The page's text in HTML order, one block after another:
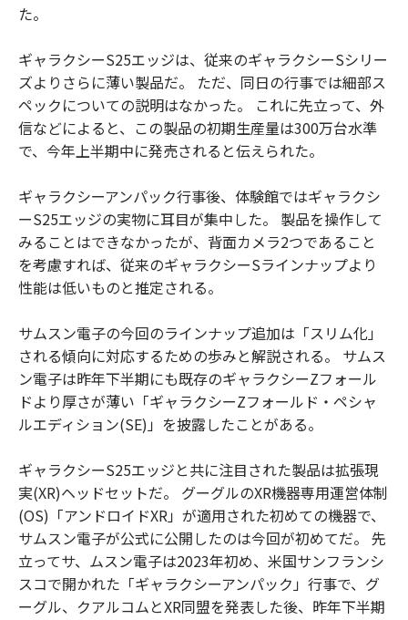
た。
ギャラクシーS25エッジは、従来のギャラクシーSシリー
ズよりさらに薄い製品だ。 ただ、同日の行事では細部ス
ペックについての説明はなかった。 これに先立って、外
信などによると、この製品の初期生産量は300万台水準
で、今年上半期中に発売されると伝えられた。
ギャラクシーアンパック行事後、体験館ではギャラクシ
ーS25エッジの実物に耳目が集中した。 製品を操作して
みることはできなかったが、背面カメラ2つであること
を考慮すれば、従来のギャラクシーSラインナップより
性能は低いものと推定される。
サムスン電子の今回のラインナップ追加は「スリム化」
される傾向に対応するための歩みと解説される。 サムス
ン電子は昨年下半期にも既存のギャラクシーZフォール
ドより厚さが薄い「ギャラクシーZフォールド・ペシャ
ルエディション(SE)」を披露したことがある。
ギャラクシーS25エッジと共に注目された製品は拡張現
実(XR)ヘッドセットだ。 グーグルのXR機器専用運営体制
(OS)「アンドロイドXR」が適用された初めての機器で、
サムスン電子が公式に公開したのは今回が初めてだ。 先
立ってサ、ムスン電子は2023年初め、米国サンフランシ
スコで開かれた「ギャラクシーアンパック」行事で、グ
ーグル、クアルコムとXR同盟を発表した後、昨年下半期